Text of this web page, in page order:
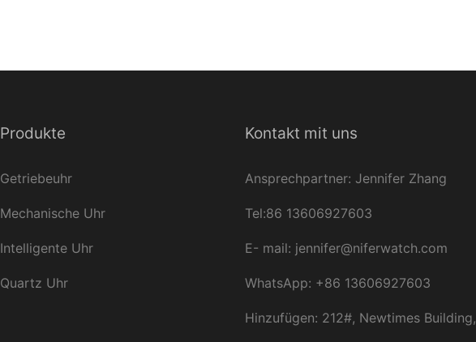
Produkte
Getriebeuhr
Mechanische Uhr
Intelligente Uhr
Quartz Uhr
Kontakt mit uns
Ansprechpartner: Jennifer Zhang
Tel:86 13606927603
E- mail: jennifer@niferwatch.com
WhatsApp: +86 13606927603
Hinzufügen: 212#, Newtimes Building,